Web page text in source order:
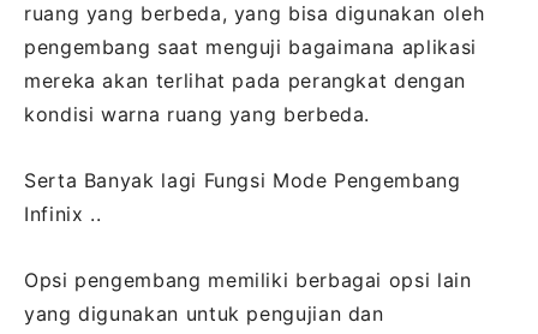
ruang yang berbeda, yang bisa digunakan oleh
pengembang saat menguji bagaimana aplikasi
mereka akan terlihat pada perangkat dengan
kondisi warna ruang yang berbeda.
Serta Banyak lagi Fungsi Mode Pengembang
Infinix ..
Opsi pengembang memiliki berbagai opsi lain
yang digunakan untuk pengujian dan